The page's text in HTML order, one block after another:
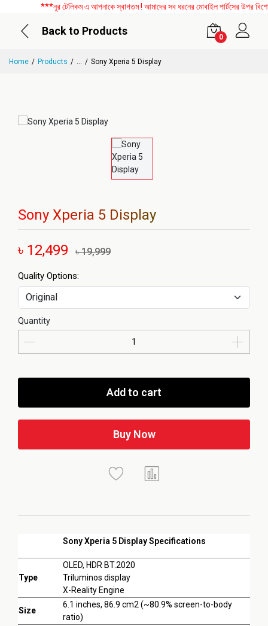
***নূর টেলিকম এ আপনাকে স্বাগতম ! আমাদের সব ধরনের মোবাইল পার্টসের উপর
Back to Products
0
Home Products ... Sony Xperia 5 Display
Sony Xperia 5 Display
৳ 12,499 ৳ 19,999
Sony Xperia 5 Display Specifications
Type
OLED, HDR BT.2020
Triluminos display
X-Reality Engine
Size
6.1 inches, 86.9 cm2 (~80.9% screen-to-body
ratio)
Quality Options:
Quantity
Add to cart
Buy Now